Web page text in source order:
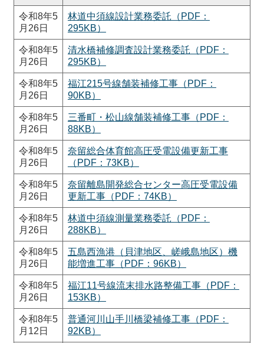
令和8年5
月26日
林道中須線設計業務委託（PDF：
295KB）
令和8年5
月26日
清水橋補修調査設計業務委託（PDF：
295KB）
令和8年5
月26日
福江215号線舗装補修工事（PDF：
90KB）
令和8年5
月26日
三番町・松山線舗装補修工事（PDF：
88KB）
令和8年5
月26日
奈留総合体育館高圧受電設備更新工事
（PDF：73KB）
令和8年5
月26日
奈留離島開発総合センター高圧受電設備
更新工事（PDF：74KB）
令和8年5
月26日
林道中須線測量業務委託（PDF：
288KB）
令和8年5
月26日
五島西漁港（貝津地区、嵯峨島地区）機
能増進工事（PDF：96KB）
令和8年5
月26日
福江11号線流末排水路整備工事（PDF：
153KB）
令和8年5
月12日
普通河川山手川橋梁補修工事（PDF：
92KB）